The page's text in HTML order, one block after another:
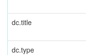
dc.title
dc.type